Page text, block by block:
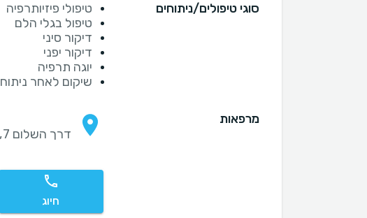
סוגי טיפולים/ניתוחים
טיפולי פיזיותרפיה
טיפול בגלי הלם
דיקור סיני
דיקור יפני
יוגה תרפיה
שיקום לאחר ניתוח
מרפאות
דרך השלום 7, תל אביב
חיוג